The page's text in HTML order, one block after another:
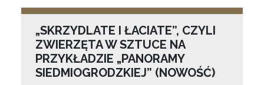
„SKRZYDLATE I ŁACIATE”, CZYLI
ZWIERZĘTA W SZTUCE NA
PRZYKŁADZIE „PANORAMY
SIEDMIOGRODZKIEJ” (NOWOŚĆ)